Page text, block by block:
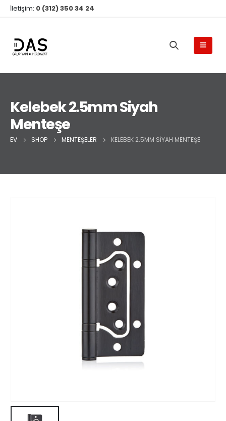
İletişim: 0 (312) 350 34 24
Kelebek 2.5mm Siyah
Menteşe
EV SHOP MENTEŞELER KELEBEK 2.5MM SIYAH MENTEŞE